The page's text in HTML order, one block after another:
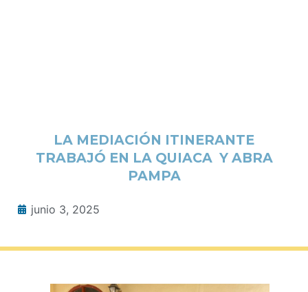
LA MEDIACIÓN ITINERANTE
TRABAJÓ EN LA QUIACA Y ABRA
PAMPA
junio 3, 2025